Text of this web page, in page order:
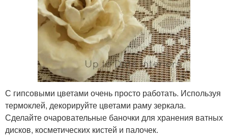
С гипсовыми цветами очень просто работать. Используя
термоклей, декорируйте цветами раму зеркала.
Сделайте очаровательные баночки для хранения ватных
дисков, косметических кистей и палочек.